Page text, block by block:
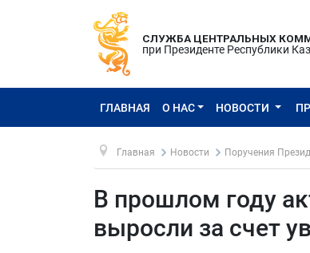
СЛУЖБА ЦЕНТРАЛЬНЫХ
при Президенте Республики
ГЛАВНАЯ О НАС НОВОСТИ
Главная Новости Поручения
В прошлом году
выросли за счет